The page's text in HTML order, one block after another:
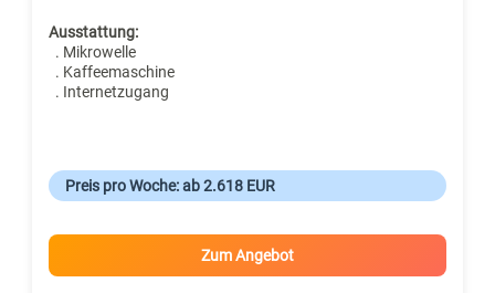
Ausstattung:
. Mikrowelle
. Kaffeemaschine
. Internetzugang
Preis pro Woche: ab 2.618 EUR
Zum Angebot